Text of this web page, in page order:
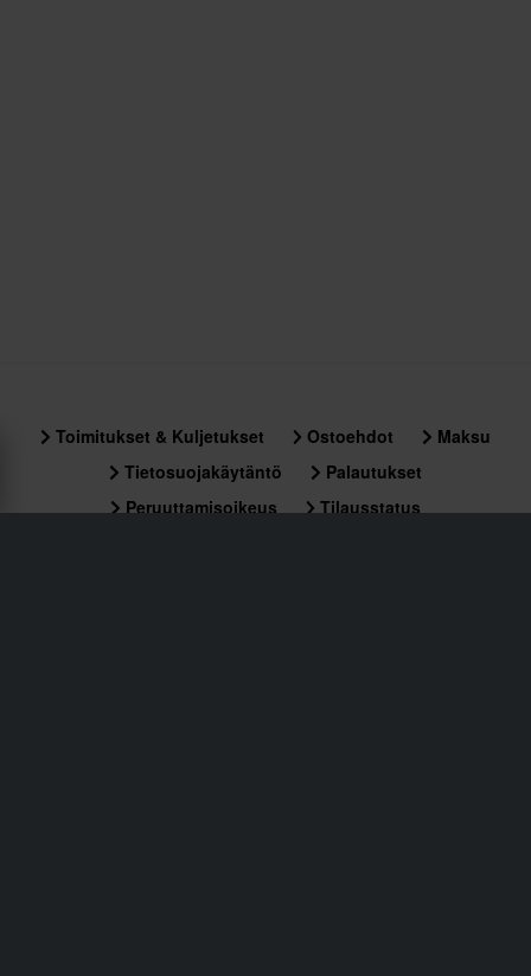
Toimitukset & Kuljetukset Ostoehdot
Maksu
Tietosuojakäytäntö
Palautukset
Peruuttamisoikeus
Tilausstatus